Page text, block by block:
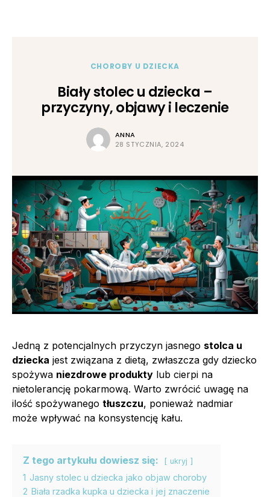
CHOROBY U DZIECKA
Biały stolec u dziecka –
przyczyny, objawy i leczenie
ANNA
28 STYCZNIA, 2024
Jedną z potencjalnych przyczyn jasnego stolca u
dziecka jest związana z dietą, zwłaszcza gdy dziecko
spożywa niezdrowe produkty lub cierpi na
nietolerancję pokarmową. Warto zwrócić uwagę na
ilość spożywanego tłuszczu, ponieważ nadmiar
może wpływać na konsystencję kału.
Z tego artykułu dowiesz się: ukryj
1 Jasny stolec u dziecka jako objaw choroby
2 Biała rzadka kupka u dziecka i jej znaczenie